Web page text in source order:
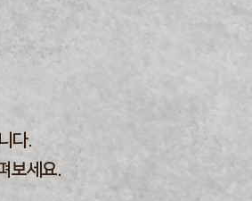
다.
보세요.